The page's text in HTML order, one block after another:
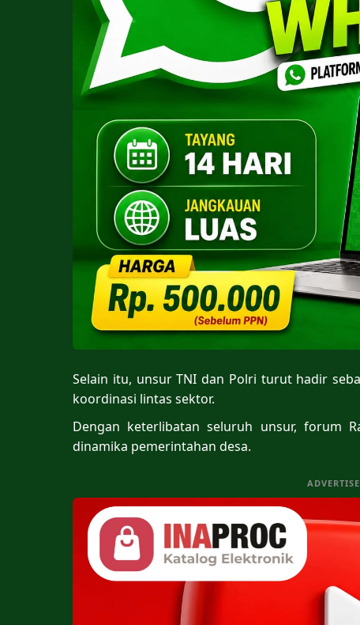
Selain itu, unsur TNI dan Polri turut hadir
koordinasi lintas sektor.
Dengan keterlibatan seluruh unsur, forum
dinamika pemerintahan desa.